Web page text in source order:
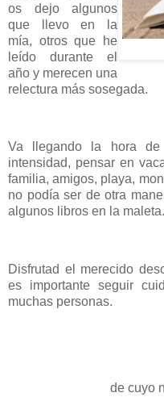
os dejo algunos
que llevo en la
mía, otros que he
leído durante el
año y merecen una
relectura más sosegada.
Va llegando la hora
intensidad, pensar en
familia, amigos, playa,
no podía ser de otra
algunos libros en la maleta.
Disfrutad el merecido
es importante seguir
muchas personas.
de cuyo